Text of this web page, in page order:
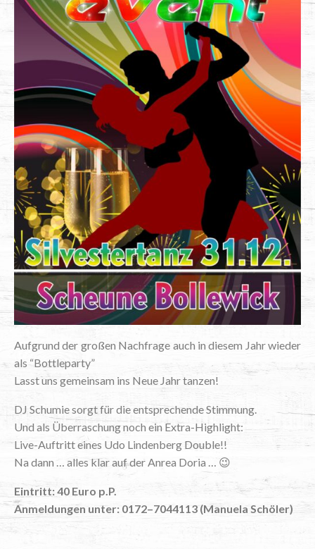
Auf­grund der gro­ßen Nach­fra­ge auch in die­sem Jahr wie­der
als “Bot­tle­par­ty”
Lasst uns gemein­sam ins Neue Jahr tanzen!
DJ Schu­mie sorgt für die ent­spre­chen­de Stimmung.
Und als Über­ra­schung noch ein Extra-Highlight:
Live-Auf­tritt eines Udo Lin­den­berg Double!!
Na dann … alles klar auf der Anrea Doria … 😉
Ein­tritt: 40 Euro p.P.
Anmel­dun­gen unter: 0172–7044113 (Manue­la Schöler)